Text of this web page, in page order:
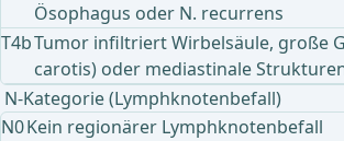
Ösophagus oder N. recurrens
T4bTumor infiltriert Wirbelsäule, große
carotis) oder mediastinale
N-Kategorie (Lymphknotenbefall)
N0Kein regionärer Lymphknotenbefall